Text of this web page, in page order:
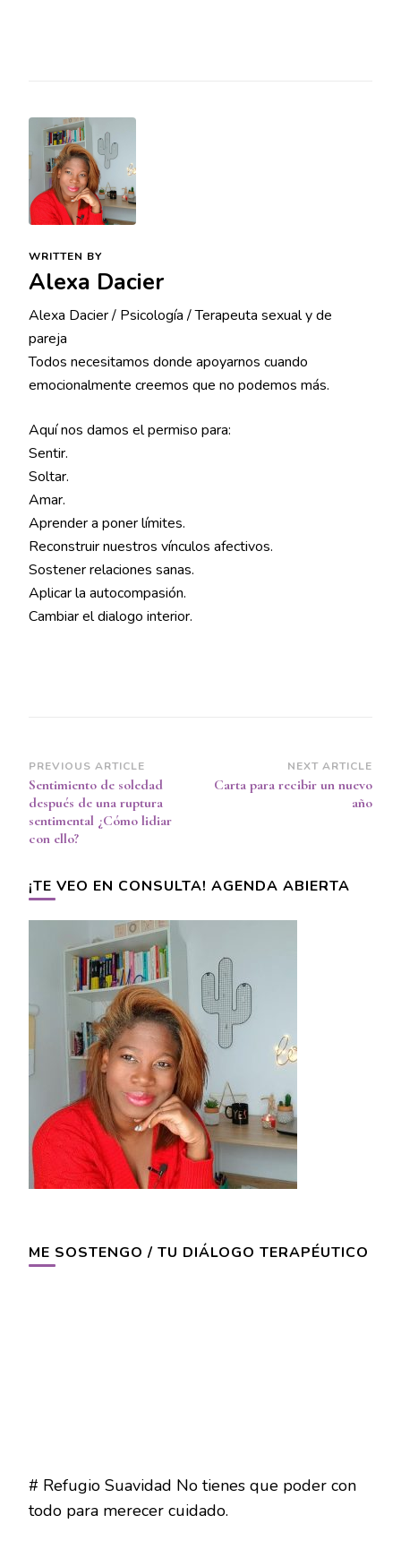
WRITTEN BY
Alexa Dacier
Alexa Dacier / Psicología / Terapeuta sexual y de
pareja
Todos necesitamos donde apoyarnos cuando
emocionalmente creemos que no podemos más.
Aquí nos damos el permiso para:
Sentir.
Soltar.
Amar.
Aprender a poner límites.
Reconstruir nuestros vínculos afectivos.
Sostener relaciones sanas.
Aplicar la autocompasión.
Cambiar el dialogo interior.
Post
Navigation
PREVIOUS ARTICLE
Sentimiento de soledad
después de una ruptura
sentimental ¿Cómo lidiar
con ello?
NEXT ARTICLE
Carta para recibir un nuevo
año
¡TE VEO EN CONSULTA! AGENDA ABIERTA
ME SOSTENGO / TU DIÁLOGO TERAPÉUTICO
# Refugio Suavidad No tienes que poder con
todo para merecer cuidado.